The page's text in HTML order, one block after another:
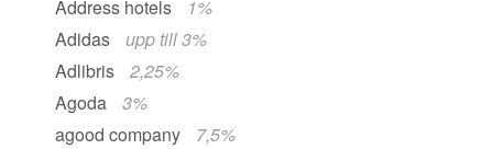
Address hotels
1%
Adidas
upp till 3%
Adlibris
2,25%
Agoda
3%
agood company
7,5%